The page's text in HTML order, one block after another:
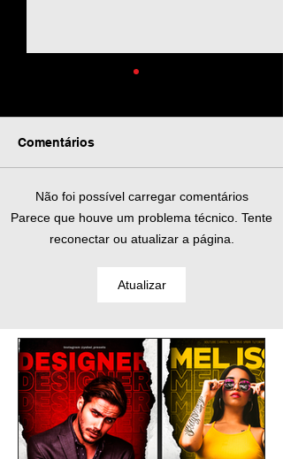
Preset Grátis para
Lightroom | RED
Compatível com iPhone,
Comentários
Não foi possível carregar comentários
Parece que houve um problema técnico. Tente
reconectar ou atualizar a página.
Atualizar